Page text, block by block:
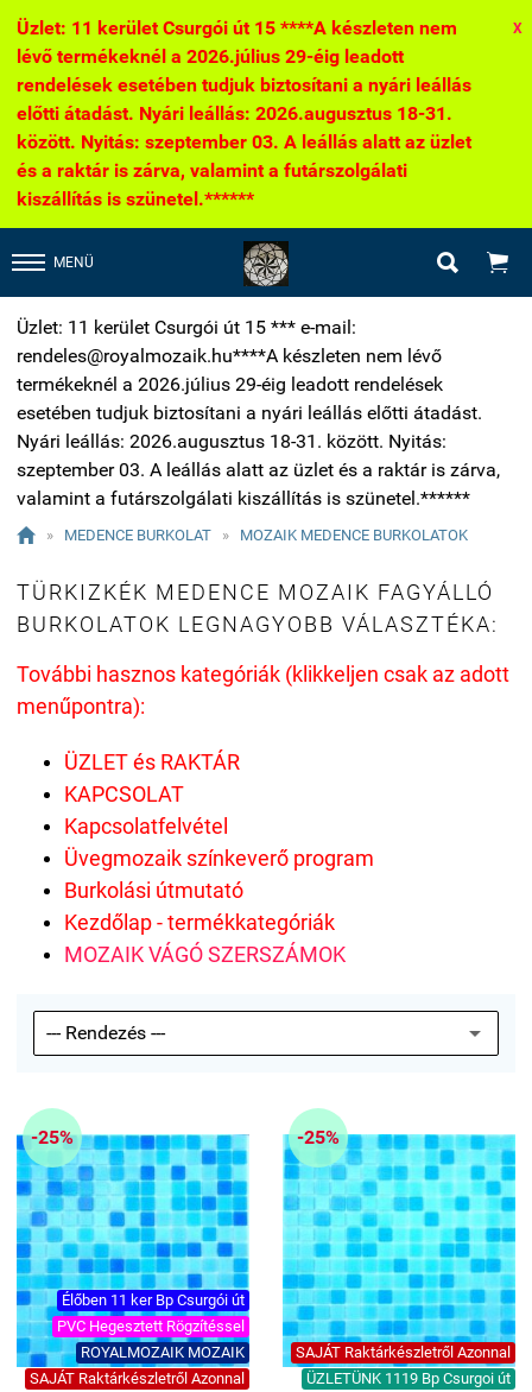
Üzlet: 11 kerület Csurgói út 15 ****A készleten nem
lévő termékeknél a 2026.július 29-éig leadott
rendelések esetében tudjuk biztosítani a nyári leállás
előtti átadást. Nyári leállás: 2026.augusztus 18-31.
között. Nyitás: szeptember 03. A leállás alatt az üzlet
és a raktár is zárva, valamint a futárszolgálati
kiszállítás is szünetel.******
X
MENÜ  
Üzlet: 11 kerület Csurgói út 15 *** e-mail:
rendeles@royalmozaik.hu****A készleten nem lévő
termékeknél a 2026.július 29-éig leadott rendelések
esetében tudjuk biztosítani a nyári leállás előtti átadást.
Nyári leállás: 2026.augusztus 18-31. között. Nyitás:
szeptember 03. A leállás alatt az üzlet és a raktár is zárva,
valamint a futárszolgálati kiszállítás is szünetel.******
 » MEDENCE BURKOLAT » MOZAIK MEDENCE BURKOLATOK
TÜRKIZKÉK MEDENCE MOZAIK FAGYÁLLÓ
BURKOLATOK LEGNAGYOBB VÁLASZTÉKA:
További hasznos kategóriák (klikkeljen csak az adott
menűpontra):
ÜZLET és RAKTÁR
KAPCSOLAT
Kapcsolatfelvétel
Üvegmozaik színkeverő program
Burkolási útmutató
Kezdőlap- termékkategóriák
MOZAIK VÁGÓ SZERSZÁMOK
-25%
Élőben 11 ker Bp Csurgói út
PVC Hegesztett Rögzítéssel
ROYALMOZAIK MOZAIK
SAJÁT Raktárkészletről Azonnal
-25%
SAJÁT Raktárkészletről Azonnal
ÜZLETÜNK 1119 Bp Csurgoi út